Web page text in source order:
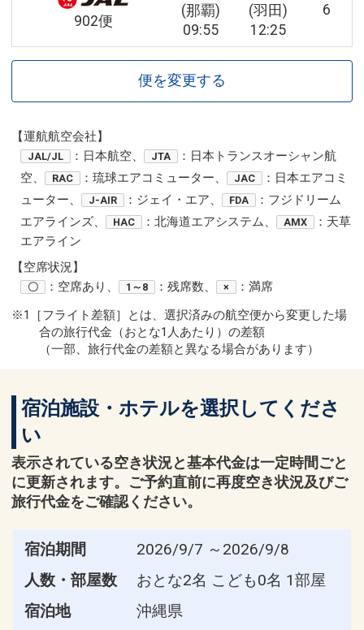
902便
(那覇)
09:55
(羽田)
12:25
6
便を変更する
【運航航空会社】
JAL/JL ：日本航空、 JTA
：日本トランスオーシャン航
空、
RAC ：琉球エアコミューター、 JAC
：日本エアコミ
ューター、
J-AIR ：ジェイ・エア、 FDA
：フジドリーム
エアラインズ、
HAC ：北海道エアシステム、 AMX
：天草
エアライン
【空席状況】
〇 ：空席あり、 1～8 ：残席数、 ×
：満席
※1［フライト差額］とは、選択済みの航空便から変更した場
合の旅行代金（おとな1人あたり）の差額
（一部、旅行代金の差額と異なる場合があります）
宿泊施設・ホテルを選択してくださ
い
表示されている空き状況と基本代金は一定時間ごと
に更新されます。ご予約直前に再度空き状況及びご
旅行代金をご確認ください。
宿泊期間
2026/9/7 ～2026/9/8
人数・部屋数
おとな2名 こども0名 1部屋
宿泊地
沖縄県